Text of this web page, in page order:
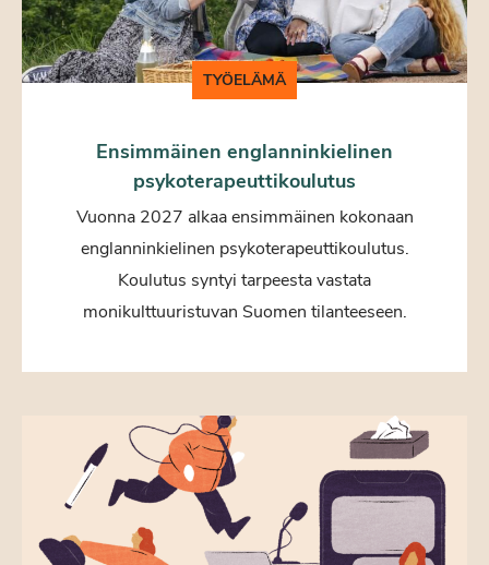
TYÖELÄMÄ
Ensimmäinen englanninkielinen
psykoterapeuttikoulutus
Vuonna 2027 alkaa ensimmäinen kokonaan
englanninkielinen psykoterapeuttikoulutus.
Koulutus syntyi tarpeesta vastata
monikulttuuristuvan Suomen tilanteeseen.